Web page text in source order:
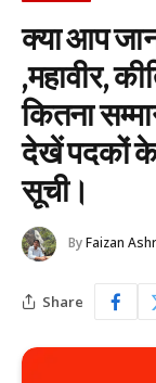
क्या आप
,महावीर,
कितना
देखें पदकों के
सूची।
ByFaizan
Share